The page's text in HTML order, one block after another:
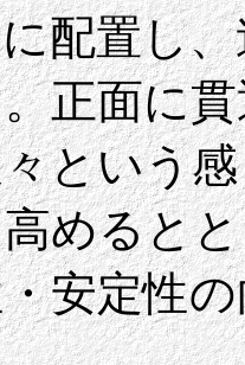
配置し
正面に
という
めると
安定性